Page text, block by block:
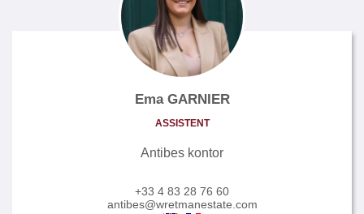
Ema GARNIER
ASSISTENT
Antibes kontor
+33 4 83 28 76 60
antibes@wretmanestate.com